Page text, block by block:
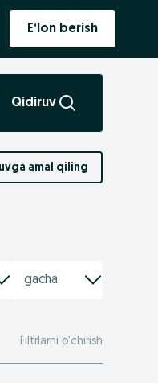
E‘lon berish
Qidiruv
Qidiruvga amal qiling
Filtrlarni o’chirish